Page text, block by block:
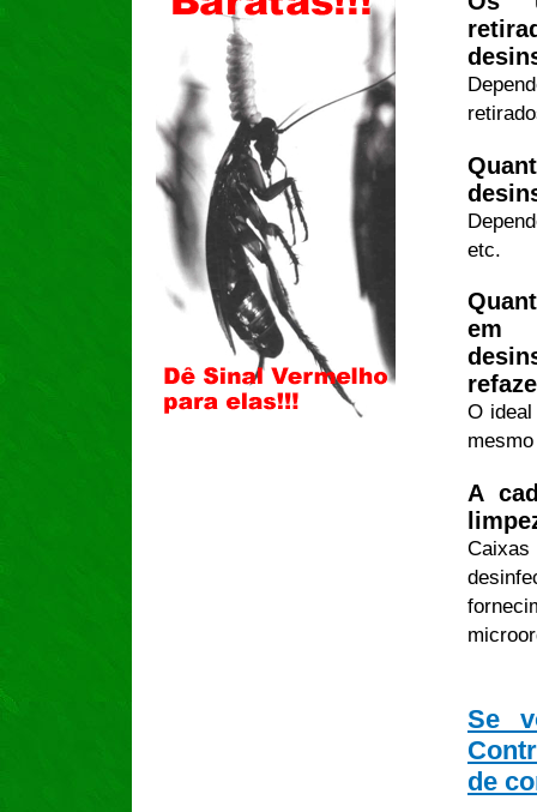
etc.
em
O
A
Se
de